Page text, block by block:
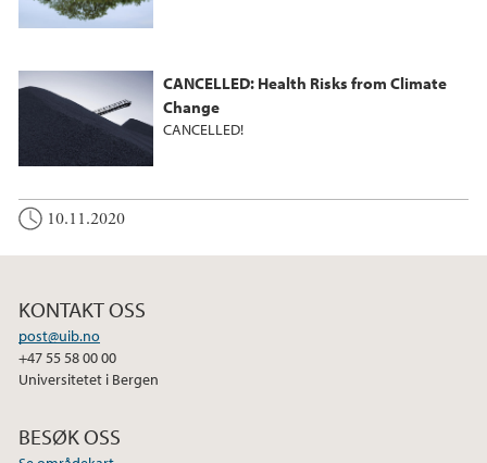
CANCELLED: Health Risks from Climate
Change
CANCELLED!
10.11.2020
KONTAKT OSS
post@uib.no
+47 55 58 00 00
Universitetet i Bergen
BESØK OSS